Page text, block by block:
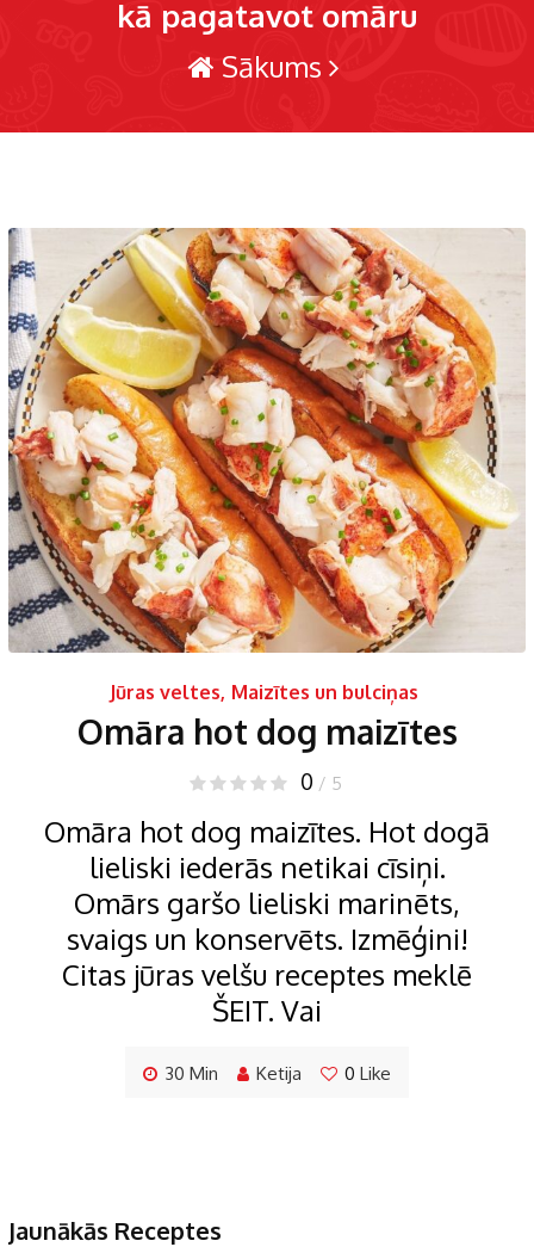
kā pagatavot omāru
Sākums
Jūras veltes, Maizītes un bulciņas
Omāra hot dog maizītes
0 / 5
Omāra hot dog maizītes. Hot dogā
lieliski iederās netikai cīsiņi.
Omārs garšo lieliski marinēts,
svaigs un konservēts. Izmēģini!
Citas jūras velšu receptes meklē
ŠEIT. Vai
30 Min Ketija 0 Like
Jaunākās Receptes